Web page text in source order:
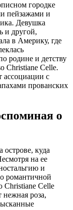
городке
пейзажами и
Девушка
и другой,
в Америку, где
родине и детству
Christiane Celle.
ассоциации с
прованских
о
куда
на ее
и
романтичной
Christiane Celle
нежная роза,